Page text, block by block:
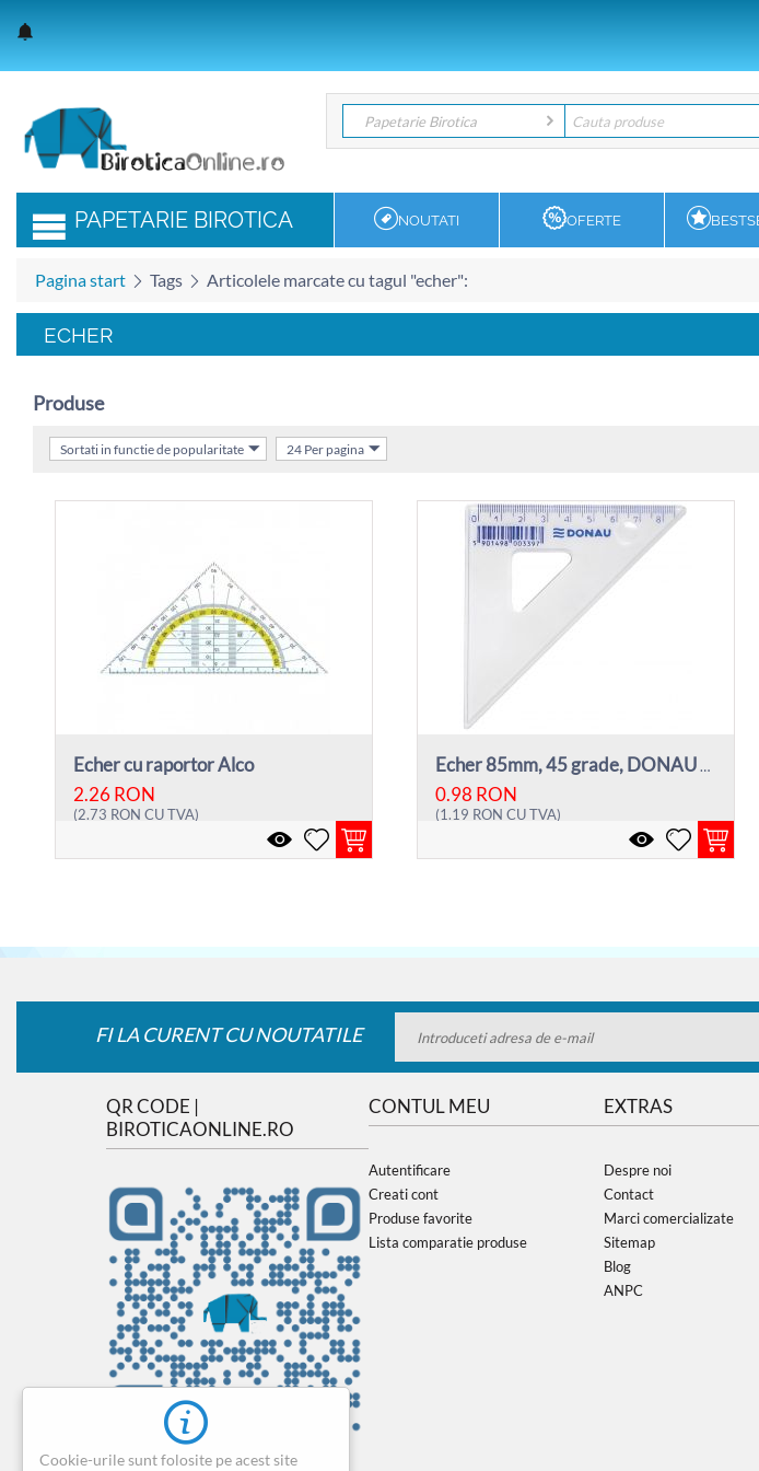
Cookie-urile sunt folosite pe acest site
Papetarie Birotica
Papetarie Birotica
PAPETARIE BIROTICA NOUTATI OFERTE
Pagina start Tags Articolele marcate cu tagul "echer":
ECHER
Produse
Sortati in functie de popularitate 24 Per pagina
Echer cu raportor Alco
2.26 RON
(2.73 RON CU TVA)
Echer 85mm, 45 grade, DONAU - transparent
0.98 RON
(1.19 RON CU TVA)
FI LA CURENT CU NOUTATILE
QR CODE |
BIROTICAONLINE.RO
CONTUL MEU
Autentificare
Creati cont
Produse favorite
Lista comparatie produse
EXTRAS
Despre noi
Contact
Marci comercializate
Sitemap
Blog
ANPC